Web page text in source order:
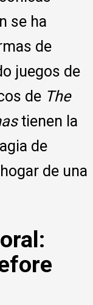
se ha
de
juegos de
de The
tienen la
de
de una